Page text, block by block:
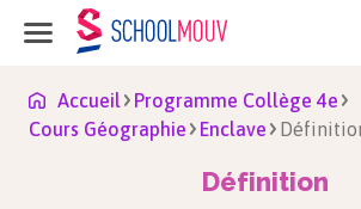
Accueil
Programme Collège 4e
Cours Géographie
Enclave
Définition